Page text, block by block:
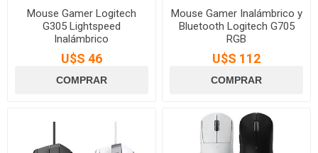
Mouse Gamer Logitech
G305 Lightspeed
Inalámbrico
U$S 46
Mouse Gamer Inalámbrico y
Bluetooth Logitech G705
RGB
U$S 112